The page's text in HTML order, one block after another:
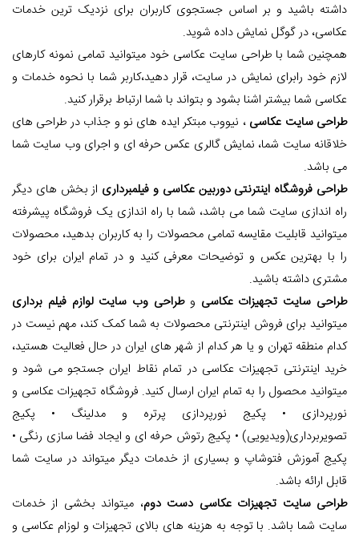
داشته باشید و بر اساس جستجوی کاربران برای نزدیک ترین خدمات
عکاسی، در گوگل نمایش داده شوید.
همچنین شما با طراحی سایت عکاسی خود میتوانید تمامی نمونه کارهای
لازم خود رابرای نمایش در سایت، قرار دهید،کاربر شما با نحوه خدمات و
عکاسی شما بیشتر اشنا بشود و بتواند با شما ارتباط برقرار کنید.
طراحی سایت عکاسی ، نیووب مبتکر ایده های نو و جذاب در طراحی های
خلاقانه سایت شما، نمایش گالری عکس حرفه ای و اجرای وب سایت شما
می باشد.
طراحی فروشگاه اینترنتی دوربین عکاسی و فیلمبرداری از بخش های دیگر
راه اندازی سایت شما می باشد، شما با راه اندازی یک فروشگاه پیشرفته
میتوانید قابلیت مقایسه تمامی محصولات را به کاربران بدهید، محصولات
را با بهترین عکس و توضیحات معرفی کنید و در تمام ایران برای خود
مشتری داشته باشید.
طراحی سایت تجهیزات عکاسی وطراحی وب سایت لوازم فیلم برداری
میتوانید برای فروش اینترنتی محصولات به شما کمک کند، مهم نیست در
کدام منطقه تهران و یا هر کدام از شهر های ایران در حال فعالیت هستید،
خرید اینترنتی تجهیزات عکاسی در تمام نقاط ایران جستجو می شود و
میتوانید محصول را به تمام ایران ارسال کنید. فروشگاه تجهیزات عکاسی و
نورپردازی • پکیج نورپردازی پرتره و مدلینگ • پکیج
تصویربرداری(ویدیویی) • پکیج رتوش حرفه ای و ایجاد فضا سازی رنگی •
پکیج آموزش فتوشاپ و بسیاری از خدمات دیگر میتواند در سایت شما
قابل ارائه باشد.
طراحی سایت تجهیزات عکاسی دست دوم، میتواند بخشی از خدمات
سایت شما باشد. با توجه به هزینه های بالای تجهیزات و لوزام عکاسی و